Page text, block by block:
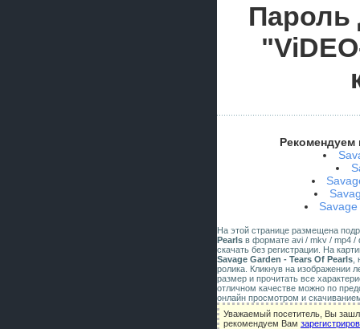
Пароль
Рекомендуем
На этой странице размещена
Pearls в формате avi / mkv / mp4 /
скачать без регистрации. На
Savage Garden - Tears Of Pearls
ролика. Кликнув на изображении
размер и прочитать все
отличном качестве можно по
онлайн просмотром и
Уважаемый посетитель, Вы
рекомендуем Вам